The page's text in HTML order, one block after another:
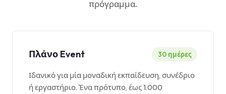
πρόγραμμα.
Πλάνο Event 30 ημέρες
Ιδανικό για μία μοναδική εκπαίδευση, συνέδριο
ή εργαστήριο. Ένα πρότυπο, έως 1.000